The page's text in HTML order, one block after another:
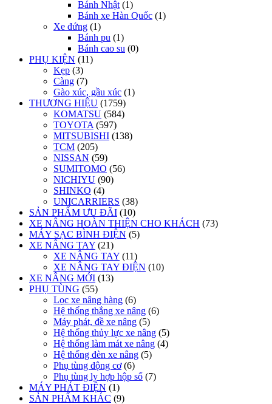
Bánh Nhật (1)
Bánh xe Hàn Quốc (1)
Xe đứng (1)
Bánh pu (1)
Bánh cao su (0)
PHỤ KIỆN (11)
Kẹp (3)
Càng (7)
Gào xúc, gầu xúc (1)
THƯƠNG HIỆU (1759)
KOMATSU (584)
TOYOTA (597)
MITSUBISHI (138)
TCM (205)
NISSAN (59)
SUMITOMO (56)
NICHIYU (90)
SHINKO (4)
UNICARRIERS (38)
SẢN PHẨM ƯU ĐÃI (10)
XE NÂNG HOÀN THIỆN CHO KHÁCH (73)
MÁY SẠC BÌNH ĐIỆN (5)
XE NÂNG TAY (21)
XE NÂNG TAY (11)
XE NÂNG TAY ĐIỆN (10)
XE NÂNG MỚI (13)
PHỤ TÙNG (55)
Lọc xe nâng hàng (6)
Hệ thống thắng xe nâng (6)
Máy phát, đề xe nâng (5)
Hệ thống thủy lực xe nâng (5)
Hệ thống làm mát xe nâng (4)
Hệ thống đèn xe nâng (5)
Phụ tùng động cơ (6)
Phụ tùng ly hợp hộp số (7)
MÁY PHÁT ĐIỆN (1)
SẢN PHẨM KHÁC (9)